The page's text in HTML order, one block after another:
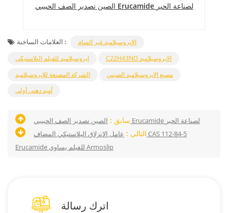
الصين تصدير الصف الحبيبي Erucamide لصناعة الحبر
العلامات الساخنة :
الإيروسيلاميد غير السام
ايروسيلاميد للفيلم البلاستيكي
C22H43NO الإيروسيلاميد
الشركة المصنعة للإيروسيلاميد
مصنع الإيروسيلاميد الصيني
أميد دهني أولي
سابق : الصين تصدير الصف الحبيبي Erucamide لصناعة الحبر
التالى : عامل الانزلاق البلاستيكي المضاف CAS 112-84-5
Erucamide للفيلم يساوي Armoslip
اترك رسالة